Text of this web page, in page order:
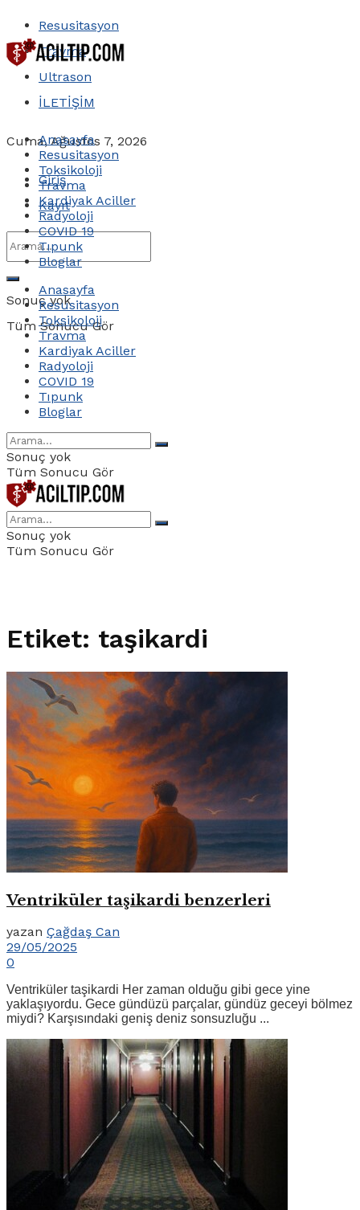
Resusitasyon
Travma
Ultrason
İLETİŞİM
Cuma, Ağustos 7, 2026
Giriş
Kayıt
Sonuç yok
Tüm Sonucu Gör
Anasayfa
Resusitasyon
Toksikoloji
Travma
Kardiyak Aciller
Radyoloji
COVID 19
Tıpunk
Bloglar
Anasayfa
Resusitasyon
Toksikoloji
Travma
Kardiyak Aciller
Radyoloji
COVID 19
Tıpunk
Bloglar
Sonuç yok
Tüm Sonucu Gör
Sonuç yok
Tüm Sonucu Gör
Etiket: taşikardi
Ventriküler taşikardi benzerleri
yazan Çağdaş Can
29/05/2025
0
Ventriküler taşikardi Her zaman olduğu gibi gece yine
yaklaşıyordu. Gece gündüzü parçalar, gündüz geceyi bölmez
miydi? Karşısındaki geniş deniz sonsuzluğu ...